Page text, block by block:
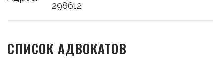
298612
СПИСОК АДВОКАТОВ